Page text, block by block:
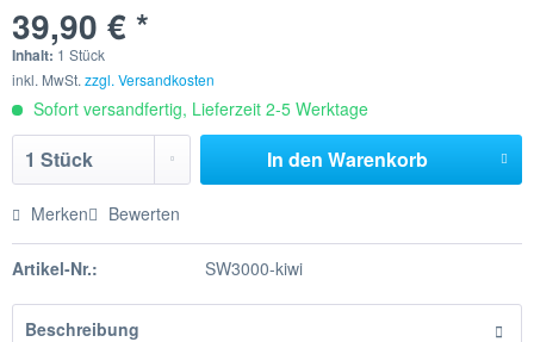
39,90 € *
Inhalt: 1 Stück
inkl. MwSt. zzgl. Versandkosten
Sofort versandfertig, Lieferzeit 2-5 Werktage
In den Warenkorb
Merken Bewerten
Artikel-Nr.: SW3000-kiwi
Beschreibung